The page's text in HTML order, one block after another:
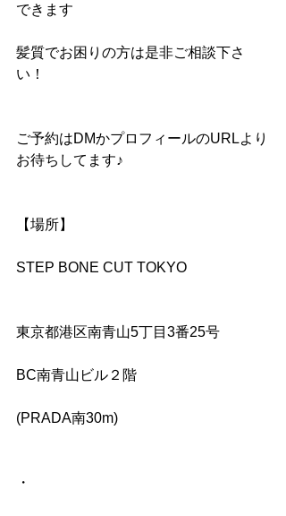
できます
髪質でお困りの方は是非ご相談下さ
い！
ご予約はDMかプロフィールのURLより
お待ちしてます♪
【場所】
STEP BONE CUT TOKYO
東京都港区南青山5丁目3番25号
BC南青山ビル２階
(PRADA南30m)
・